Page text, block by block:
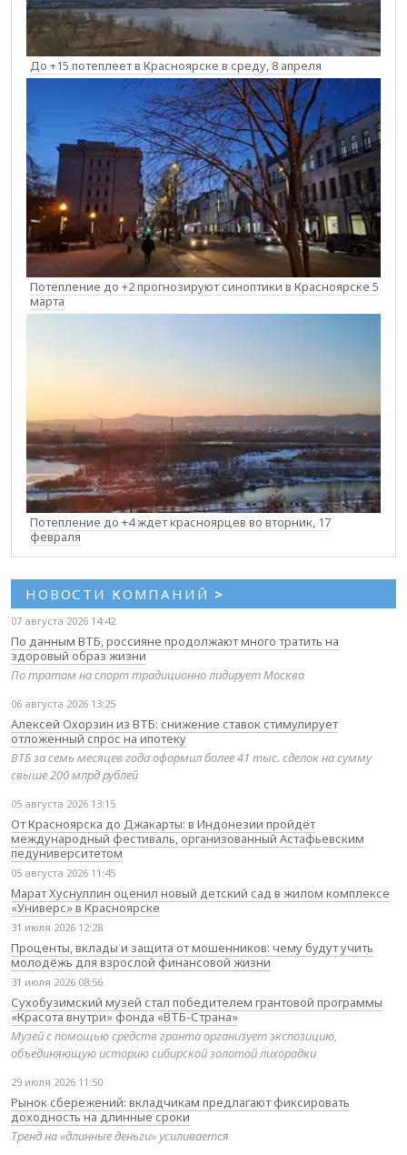
До +15 потеплеет в Красноярске в среду, 8 апреля
Потепление до +2 прогнозируют синоптики в Красноярске 5
марта
Потепление до +4 ждет красноярцев во вторник, 17
февраля
НОВОСТИ КОМПАНИЙ >
07 августа 2026 14:42
По данным ВТБ, россияне продолжают много тратить на
здоровый образ жизни
По тратам на спорт традиционно лидирует Москва
06 августа 2026 13:25
Алексей Охорзин из ВТБ: снижение ставок стимулирует
отложенный спрос на ипотеку
ВТБ за семь месяцев года оформил более 41 тыс. сделок на сумму
свыше 200 млрд рублей
05 августа 2026 13:15
От Красноярска до Джакарты: в Индонезии пройдёт
международный фестиваль, организованный Астафьевским
педуниверситетом
05 августа 2026 11:45
Марат Хуснуллин оценил новый детский сад в жилом комплексе
«Универс» в Красноярске
31 июля 2026 12:28
Проценты, вклады и защита от мошенников: чему будут учить
молодёжь для взрослой финансовой жизни
31 июля 2026 08:56
Сухобузимский музей стал победителем грантовой программы
«Красота внутри» фонда «ВТБ-Страна»
Музей с помощью средств гранта организует экспозицию,
объединяющую историю сибирской золотой лихорадки
29 июля 2026 11:50
Рынок сбережений: вкладчикам предлагают фиксировать
доходность на длинные сроки
Тренд на «длинные деньги» усиливается